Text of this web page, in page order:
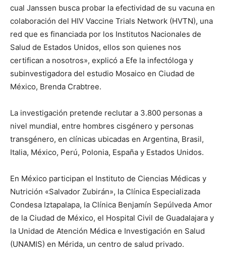
cual Janssen busca probar la efectividad de su vacuna en
colaboración del HIV Vaccine Trials Network (HVTN), una
red que es financiada por los Institutos Nacionales de
Salud de Estados Unidos, ellos son quienes nos
certifican a nosotros», explicó a Efe la infectóloga y
subinvestigadora del estudio Mosaico en Ciudad de
México, Brenda Crabtree.
La investigación pretende reclutar a 3.800 personas a
nivel mundial, entre hombres cisgénero y personas
transgénero, en clínicas ubicadas en Argentina, Brasil,
Italia, México, Perú, Polonia, España y Estados Unidos.
En México participan el Instituto de Ciencias Médicas y
Nutrición «Salvador Zubirán», la Clínica Especializada
Condesa Iztapalapa, la Clínica Benjamín Sepúlveda Amor
de la Ciudad de México, el Hospital Civil de Guadalajara y
la Unidad de Atención Médica e Investigación en Salud
(UNAMIS) en Mérida, un centro de salud privado.